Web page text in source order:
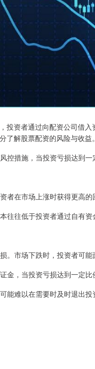
资者通过向配资公司借入
解股票配资的风险与收益。
控措施，当投资亏损达到
者在市场上涨时获得更高的
往低于投资者通过自有资
市场下跌时，投资者可能
金，当投资亏损达到一定比
能难以在需要时及时退出投